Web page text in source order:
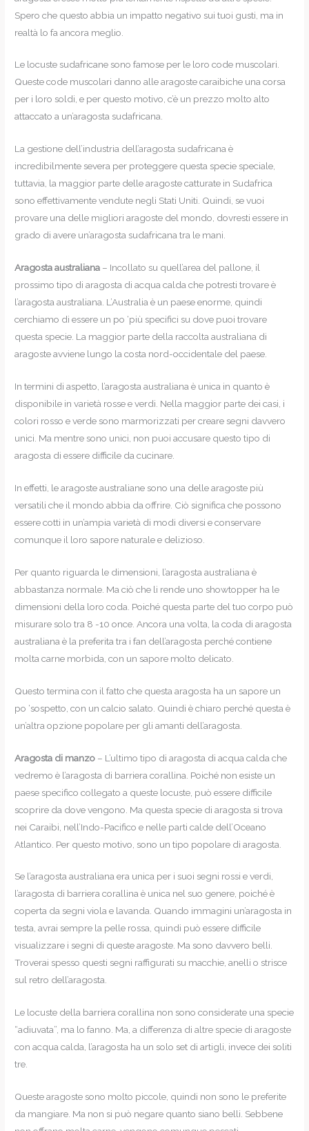
Spero che questo abbia un impatto negativo sui tuoi gusti, ma in
realtà lo fa ancora meglio.
Le locuste sudafricane sono famose per le loro code muscolari.
Queste code muscolari danno alle aragoste caraibiche una corsa
per i loro soldi, e per questo motivo, c’è un prezzo molto alto
attaccato a un’aragosta sudafricana.
La gestione dell’industria dell’aragosta sudafricana è
incredibilmente severa per proteggere questa specie speciale,
tuttavia, la maggior parte delle aragoste catturate in Sudafrica
sono effettivamente vendute negli Stati Uniti. Quindi, se vuoi
provare una delle migliori aragoste del mondo, dovresti essere in
grado di avere un’aragosta sudafricana tra le mani.
Aragosta australiana – Incollato su quell’area del pallone, il
prossimo tipo di aragosta di acqua calda che potresti trovare è
l’aragosta australiana. L’Australia è un paese enorme, quindi
cerchiamo di essere un po ‘più specifici su dove puoi trovare
questa specie. La maggior parte della raccolta australiana di
aragoste avviene lungo la costa nord-occidentale del paese.
In termini di aspetto, l’aragosta australiana è unica in quanto è
disponibile in varietà rosse e verdi. Nella maggior parte dei casi, i
colori rosso e verde sono marmorizzati per creare segni davvero
unici. Ma mentre sono unici, non puoi accusare questo tipo di
aragosta di essere difficile da cucinare.
In effetti, le aragoste australiane sono una delle aragoste più
versatili che il mondo abbia da offrire. Ciò significa che possono
essere cotti in un’ampia varietà di modi diversi e conservare
comunque il loro sapore naturale e delizioso.
Per quanto riguarda le dimensioni, l’aragosta australiana è
abbastanza normale. Ma ciò che li rende uno showtopper ha le
dimensioni della loro coda. Poiché questa parte del tuo corpo può
misurare solo tra 8 -10 once. Ancora una volta, la coda di aragosta
australiana è la preferita tra i fan dell’aragosta perché contiene
molta carne morbida, con un sapore molto delicato.
Questo termina con il fatto che questa aragosta ha un sapore un
po ‘sospetto, con un calcio salato. Quindi è chiaro perché questa è
un’altra opzione popolare per gli amanti dell’aragosta.
Aragosta di manzo – L’ultimo tipo di aragosta di acqua calda che
vedremo è l’aragosta di barriera corallina. Poiché non esiste un
paese specifico collegato a queste locuste, può essere difficile
scoprire da dove vengono. Ma questa specie di aragosta si trova
nei Caraibi, nell’Indo-Pacifico e nelle parti calde dell’Oceano
Atlantico. Per questo motivo, sono un tipo popolare di aragosta.
Se l’aragosta australiana era unica per i suoi segni rossi e verdi,
l’aragosta di barriera corallina è unica nel suo genere, poiché è
coperta da segni viola e lavanda. Quando immagini un’aragosta in
testa, avrai sempre la pelle rossa, quindi può essere difficile
visualizzare i segni di queste aragoste. Ma sono davvero belli.
Troverai spesso questi segni raffigurati su macchie, anelli o strisce
sul retro dell’aragosta.
Le locuste della barriera corallina non sono considerate una specie
“adiuvata”, ma lo fanno. Ma, a differenza di altre specie di aragoste
con acqua calda, l’aragosta ha un solo set di artigli, invece dei soliti
tre.
Queste aragoste sono molto piccole, quindi non sono le preferite
da mangiare. Ma non si può negare quanto siano belli. Sebbene